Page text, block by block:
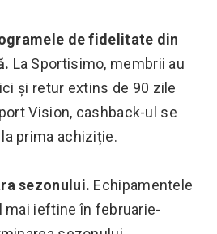
de fidelitate din
La Sportisimo, membrii au
și retur extins de 90 zile
Vision, cashback-ul se
prima achiziție.
sezonului. Echipamentele
mai ieftine în februarie-